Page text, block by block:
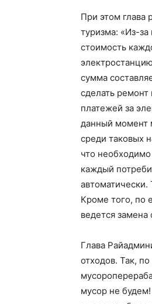
При этом глава
туризма: «Из-за
стоимость
сумма
сделать
платежей за
данный момент
среди таковых
что
каждый
Кроме того, по
ведется замена
Глава
отходов. Так,
мусор не